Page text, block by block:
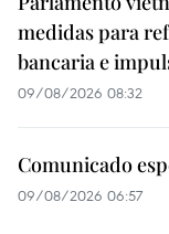
medidas para
bancaria e
09/08/2026 08:32
Comunicado
09/08/2026 06:57